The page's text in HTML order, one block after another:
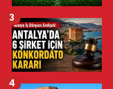
3
4